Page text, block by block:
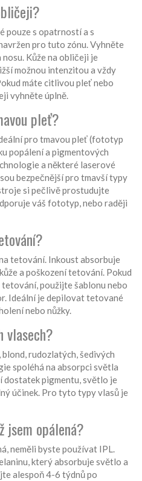
pouze s opatrností a s
pro tuto zónu. Vyhněte
Kůže na obličeji je
možnou intenzitou a vždy
máte citlivou pleť nebo
vyhněte úplně.
pleť?
pro tmavou pleť (fototyp
popálení a pigmentových
a některé laserové
bezpečnější pro tmavší typy
si pečlivě prostudujte
váš fototyp, nebo raději
tetování. Inkoust absorbuje
a poškození tetování. Pokud
použijte šablonu nebo
Ideální je depilovat tetované
nebo nůžky.
vlasech?
rudozlatých, šedivých
spoléhá na absorpci světla
dostatek pigmentu, světlo je
účinek. Pro tyto typy vlasů je
jsem opálená?
neměli byste používat IPL.
který absorbuje světlo a
alespoň 4-6 týdnů po